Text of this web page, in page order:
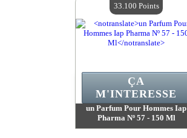
un Parfum Pour Hommes Iap
Pharma Nº 57 - 150 Ml
ÇA
M'INTERESSE
33.100 Points